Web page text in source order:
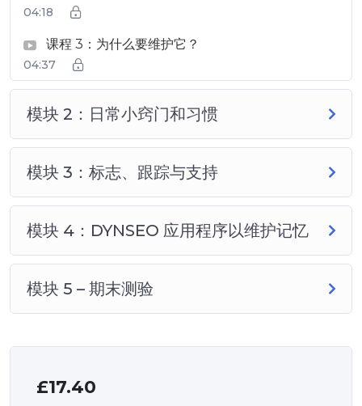
04:18
课程 3：为什么要维护它？
04:37
模块 2：日常小窍门和习惯
模块 3：标志、跟踪与支持
模块 4：DYNSEO 应用程序以维护记忆
模块 5 – 期末测验
£17.40